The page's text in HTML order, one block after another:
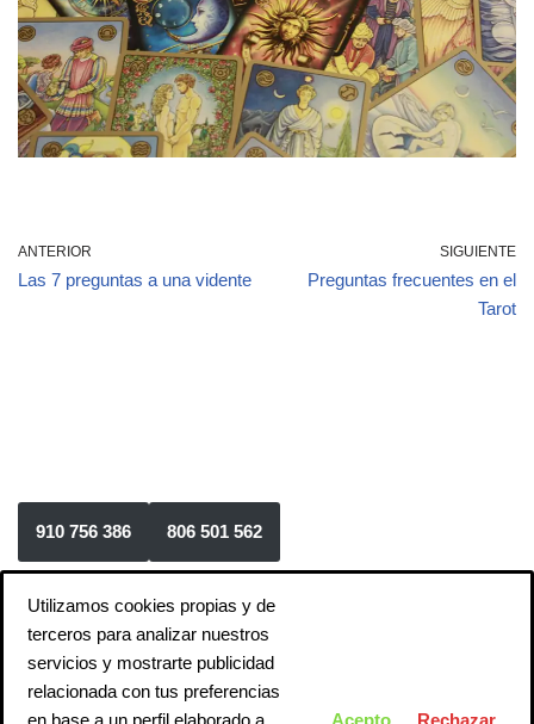
ANTERIOR
Las 7 preguntas a una vidente
SIGUIENTE
Preguntas frecuentes en el
Tarot
910 756 386 806 501 562
Aviso Legal: Servicio prestado por Asunción Vidente, Apdo.
Correos 161. Madrid – 28010. Precio 806: 1,21€ desde red fija
Utilizamos cookies propias y de
terceros para analizar nuestros
servicios y mostrarte publicidad
relacionada con tus preferencias
en base a un perfil elaborado a
Acepto Rechazar